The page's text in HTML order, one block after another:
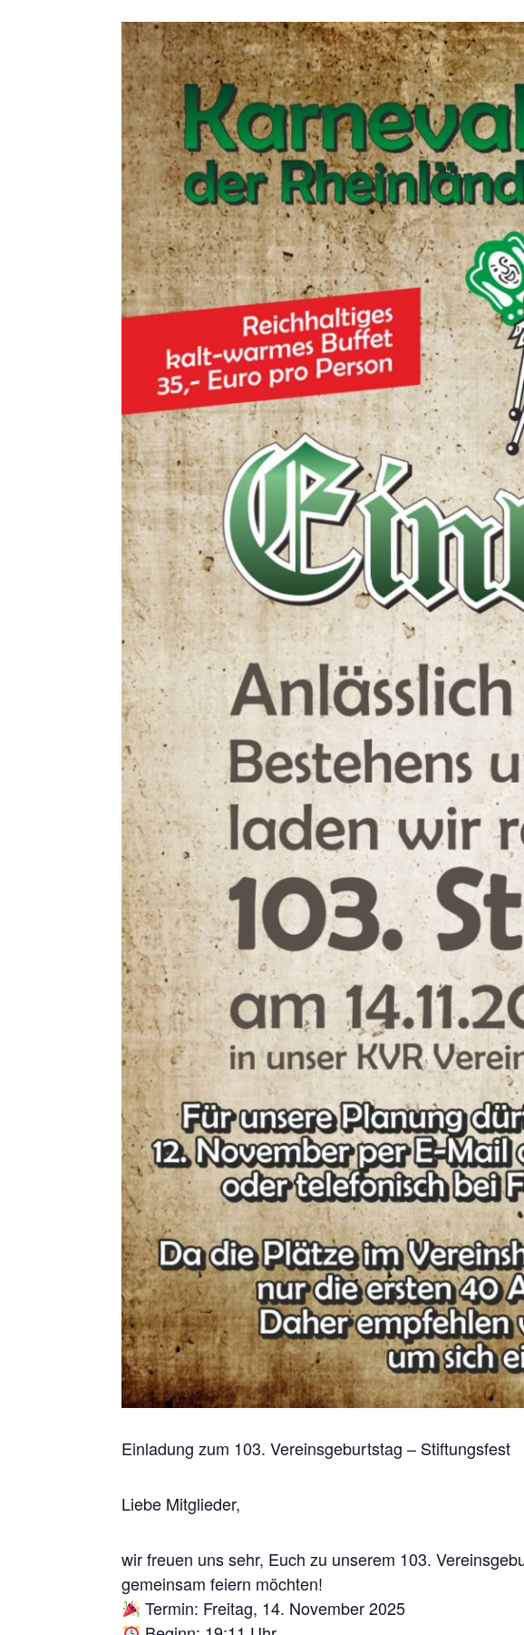
Einladung zum 103. Vereinsgeburtstag – Stiftungsfest
Liebe Mitglieder,
wir freuen uns sehr, Euch zu unserem 103.
gemeinsam feiern möchten!
Termin: Freitag, 14. November 2025